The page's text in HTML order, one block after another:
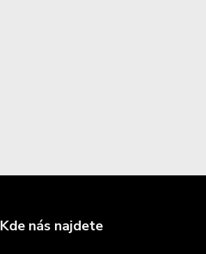
Kde nás najdete